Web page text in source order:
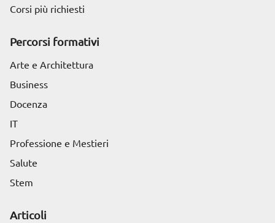
Corsi più richiesti
Percorsi formativi
Arte e Architettura
Business
Docenza
IT
Professione e Mestieri
Salute
Stem
Articoli